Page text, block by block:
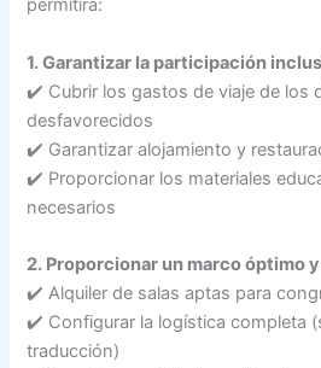
permitirá:
1. Garantizar la participación
✔️ Cubrir los gastos de viaje de los
desfavorecidos
✔️ Garantizar alojamiento y
✔️ Proporcionar los materiales
necesarios
2. Proporcionar un marco óptimo
✔️ Alquiler de salas aptas para
✔️ Configurar la logística completa
traducción)